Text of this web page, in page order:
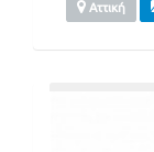
Αττική